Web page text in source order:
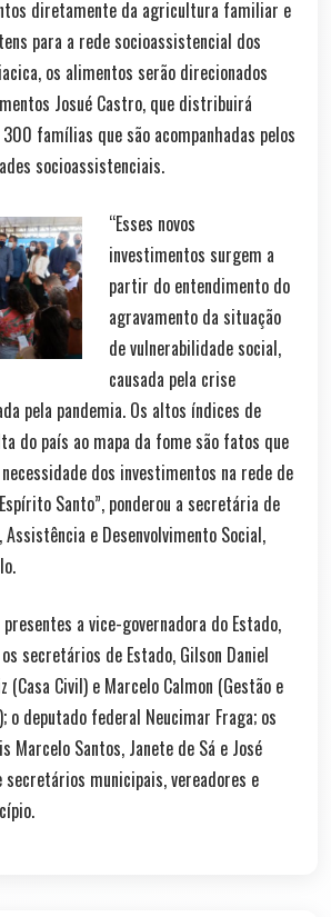
diretamente da agricultura familiar e
para a rede socioassistencial dos
os alimentos serão direcionados
Josué Castro, que distribuirá
famílias que são acompanhadas pelos
socioassistenciais.
“Esses novos
investimentos surgem a
partir do entendimento do
agravamento da situação
de vulnerabilidade social,
causada pela crise
pela pandemia. Os altos índices de
do país ao mapa da fome são fatos que
dos investimentos na rede de
Santo”, ponderou a secretária de
Assistência e Desenvolvimento Social,
a vice-governadora do Estado,
secretários de Estado, Gilson Daniel
(Casa Civil) e Marcelo Calmon (Gestão e
o deputado federal Neucimar Fraga; os
Marcelo Santos, Janete de Sá e José
secretários municipais, vereadores e